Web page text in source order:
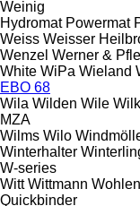
Weinig
Hydromat Powermat
Weiss Weisser
Wenzel Werner &
White WiPa Wieland
EBO 68
Wila Wilden Wile Wilk
MZA
Wilms Wilo
Winterhalter
W-series
Witt Wittmann
Quickbinder